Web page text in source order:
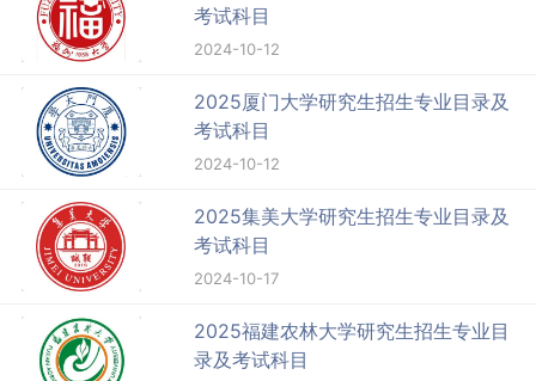
考试科目
2024-10-12
2025厦门大学研究生招生专业目录及
考试科目
2024-10-12
2025集美大学研究生招生专业目录及
考试科目
2024-10-17
2025福建农林大学研究生招生专业目
录及考试科目